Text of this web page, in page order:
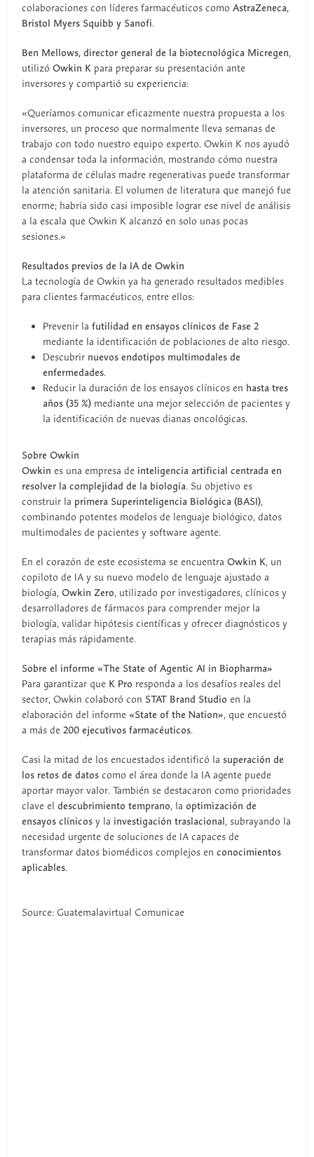
colaboraciones con líderes farmacéuticos comoAstraZeneca,
Bristol Myers Squibb y Sanofi.
Ben Mellows, director general de la biotecnológica Micregen,
utilizóOwkin K para preparar su presentación ante
inversores y compartió su experiencia:
«Queríamos comunicar eficazmente nuestra propuesta a los
inversores, un proceso que normalmente lleva semanas de
trabajo con todo nuestro equipo experto. Owkin K nos ayudó
a condensar toda la información, mostrando cómo nuestra
plataforma de células madre regenerativas puede transformar
la atención sanitaria. El volumen de literatura que manejó fue
enorme; habría sido casi imposible lograr ese nivel de análisis
a la escala que Owkin K alcanzó en solo unas pocas
sesiones.»
Resultados previos de la IA de Owkin
La tecnología de Owkin ya ha generado resultados medibles
para clientes farmacéuticos, entre ellos:
Prevenir lafutilidad en ensayos clínicos de Fase 2
mediante la identificación de poblaciones de alto riesgo.
Descubrir nuevos endotipos multimodales de
enfermedades.
Reducir la duración de los ensayos clínicos en hasta tres
años (35 %) mediante una mejor selección de pacientes y
la identificación de nuevas dianas oncológicas.
Sobre Owkin
Owkin es una empresa de inteligencia artificial centrada en
resolver la complejidad de la biología. Su objetivo es
construir la primera Superinteligencia Biológica (BASI),
combinando potentes modelos de lenguaje biológico, datos
multimodales de pacientes y software agente.
En el corazón de este ecosistema se encuentraOwkin K, un
copiloto de IA y su nuevo modelo de lenguaje ajustado a
biología,Owkin Zero, utilizado por investigadores, clínicos y
desarrolladores de fármacos para comprender mejor la
biología, validar hipótesis científicas y ofrecer diagnósticos y
terapias más rápidamente.
Sobre el informe «The State of Agentic AI in Biopharma»
Para garantizar que K Pro responda a los desafíos reales del
sector, Owkin colaboró con STAT Brand Studio en la
elaboración del informe «State of the Nation», que encuestó
a más de200 ejecutivos farmacéuticos.
Casi la mitad de los encuestados identificó la superación de
los retos de datos como el área donde la IA agente puede
aportar mayor valor. También se destacaron como prioridades
clave eldescubrimiento temprano, laoptimización de
ensayos clínicos y la investigación traslacional, subrayando la
necesidad urgente de soluciones de IA capaces de
transformar datos biomédicos complejos enconocimientos
aplicables.
Source: Guatemalavirtual Comunicae